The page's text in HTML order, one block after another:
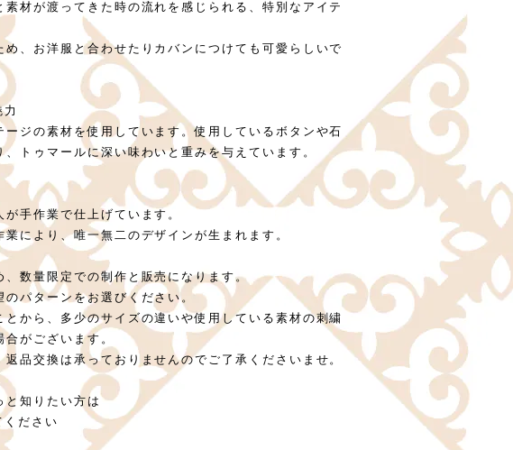
素材が渡ってきた時の流れを感じられる、特別なアイテ
め、お洋服と合わせたりカバンにつけても可愛らしいで
ージの素材を使用しています。使用しているボタンや石
トゥマールに深い味わいと重みを与えています。
手作業で仕上げています。
により、唯一無二のデザインが生まれます。
、数量限定での制作と販売になります。
のパターンをお選びください。
とから、多少のサイズの違いや使用している素材の刺繍
がございます。
品交換は承っておりませんのでご了承くださいませ。
と知りたい方は
ください